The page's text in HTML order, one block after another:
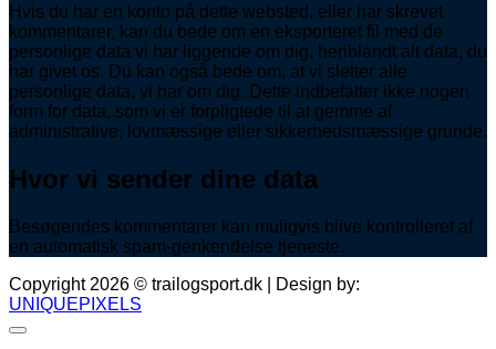
Hvis du har en konto på dette websted, eller har skrevet
kommentarer, kan du bede om en eksporteret fil med de
personlige data vi har liggende om dig, heriblandt alt data, du
har givet os. Du kan også bede om, at vi sletter alle
personlige data, vi har om dig. Dette indbefatter ikke nogen
form for data, som vi er forpligtede til at gemme af
administrative, lovmæssige eller sikkerhedsmæssige grunde.
Hvor vi sender dine data
Besøgendes kommentarer kan muligvis blive kontrolleret af
en automatisk spam-genkendelse tjeneste.
Copyright 2026 © trailogsport.dk | Design by:
UNIQUEPIXELS